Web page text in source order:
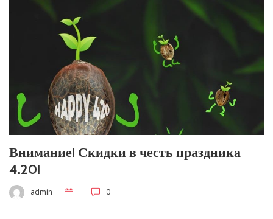
Внимание! Скидки в честь праздника
4.20!
admin 0